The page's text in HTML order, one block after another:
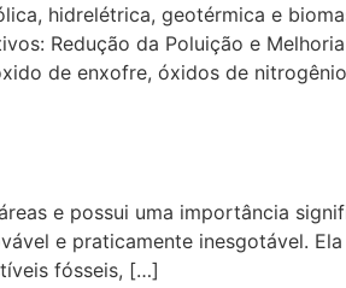
hidrelétrica, geotérmica e
Redução da Poluição e
de enxofre, óxidos de
e possui uma importância
e praticamente inesgotável.
fósseis, […]